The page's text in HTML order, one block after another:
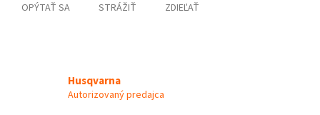
OPÝTAŤ SA STRÁŽIŤ ZDIEĽAŤ
Husqvarna
Autorizovaný predajca